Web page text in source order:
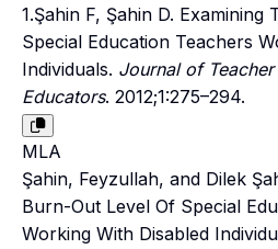
1.Şahin F, Şahin D.
Special Education Teachers
Individuals. Journal of
Educators. 2012;1:275–294.
MLA
Şahin, Feyzullah, and Dilek
Burn-Out Level Of Special
Working With Disabled